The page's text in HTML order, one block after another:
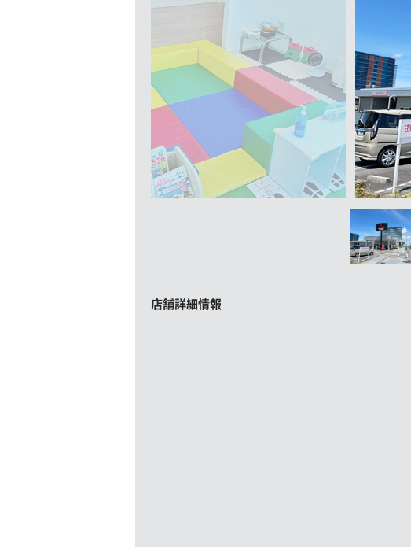
店舗詳細情報